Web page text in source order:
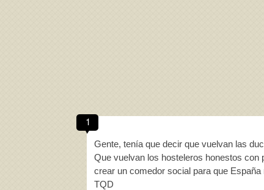
1
Gente, tenía que decir que vuelvan las
Que vuelvan los hosteleros honestos con
crear un comedor social para que
TQD